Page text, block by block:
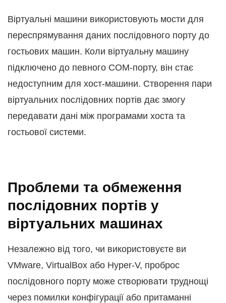
Віртуальні машини використовують мости для
переспрямування даних послідовного порту до
гостьових машин. Коли віртуальну машину
підключено до певного COM-порту, він стає
недоступним для хост-машини. Створення пари
віртуальних послідовних портів дає змогу
передавати дані між програмами хоста та
гостьової системи.
Проблеми та обмеження
послідовних портів у
віртуальних машинах
Незалежно від того, чи використовуєте ви
VMware, VirtualBox або Hyper-V, проброс
послідовного порту може створювати труднощі
через помилки конфігурації або притаманні